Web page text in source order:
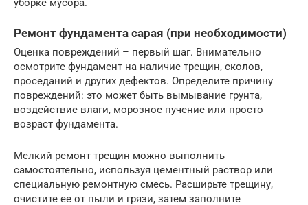
уборке мусора.
Ремонт фундамента сарая (при необходимости)
Оценка повреждений – первый шаг. Внимательно
осмотрите фундамент на наличие трещин, сколов,
проседаний и других дефектов. Определите причину
повреждений: это может быть вымывание грунта,
воздействие влаги, морозное пучение или просто
возраст фундамента.
Мелкий ремонт трещин можно выполнить
самостоятельно, используя цементный раствор или
специальную ремонтную смесь. Расширьте трещину,
очистите ее от пыли и грязи, затем заполните